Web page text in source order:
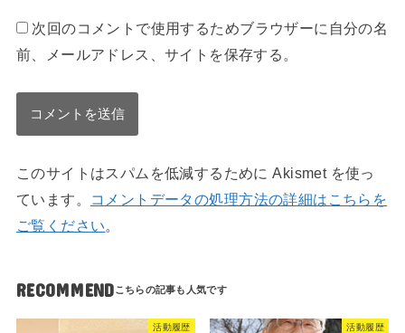
次回のコメントで使用するためブラウザーに自分の名
前、メールアドレス、サイトを保存する。
このサイトはスパムを低減するために Akismet を使っ
ています。
コメントデータの処理方法の詳細はこちらを
ご覧ください。
RECOMMEND
活動履歴 活動履歴